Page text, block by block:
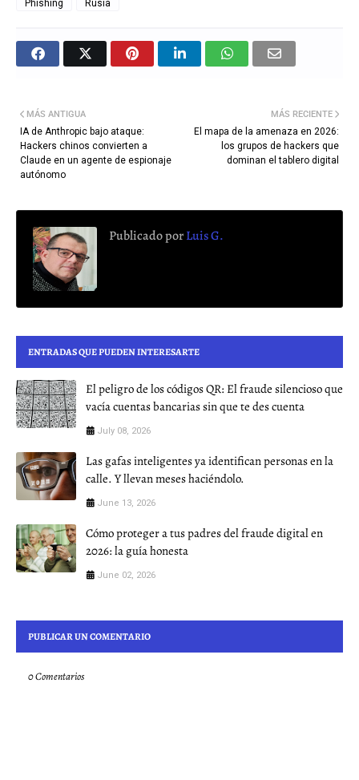
Phishing Rusia
MÁS RECIENTE
El mapa de la amenaza en 2026:
los grupos de hackers que
dominan el tablero digital
MÁS ANTIGUA
IA de Anthropic bajo ataque:
Hackers chinos convierten a
Claude en un agente de espionaje
autónomo
Publicado porLuis G.
ENTRADAS QUE PUEDEN INTERESARTE
El peligro de los códigos QR: El fraude silencioso que
vacía cuentas bancarias sin que te des cuenta
July 08, 2026
Las gafas inteligentes ya identifican personas en la
calle. Y llevan meses haciéndolo.
June 13, 2026
Cómo proteger a tus padres del fraude digital en
2026: la guía honesta
June 02, 2026
PUBLICAR UN COMENTARIO
0 Comentarios